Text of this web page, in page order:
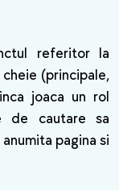
referitor la
(principale,
joaca un rol
de cautare sa
pagina si